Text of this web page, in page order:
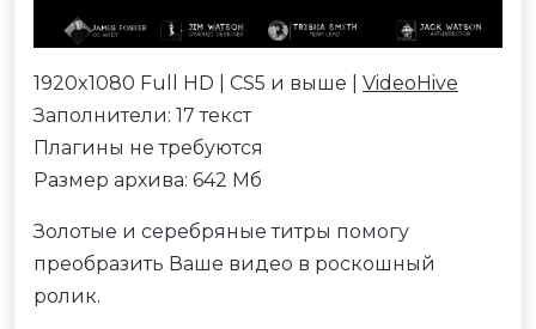
1920x1080 Full HD | CS5 и выше | VideoHive
Заполнители: 17 текст
Плагины не требуются
Размер архива: 642 Мб
Золотые и серебряные титры помогу
преобразить Ваше видео в роскошный
ролик.